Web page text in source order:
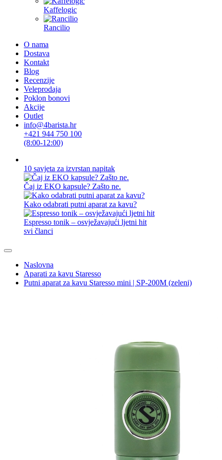
Kaffelogic
Rancilio
O nama
Dostava
Kontakt
Blog
Recenzije
Veleprodaja
Poklon bonovi
Akcije
Outlet
info@4barista.hr
+421 944 750 100
(8:00-12:00)
Kako odabrati putni aparat za kavu?
Putni aparat za kavu Staresso mini | SP-200M (zeleni)